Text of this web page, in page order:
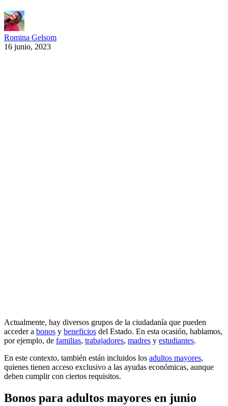
Romina Gelsom
16 junio, 2023
Actualmente, hay diversos grupos de la ciudadanía que pueden
acceder a bonos y beneficios del Estado. En esta ocasión, hablamos,
por ejemplo, de familias, trabajadores, madres y estudiantes.
En este contexto, también están incluidos los adultos mayores,
quienes tienen acceso exclusivo a las ayudas económicas, aunque
deben cumplir con ciertos requisitos.
Bonos para adultos mayores en junio